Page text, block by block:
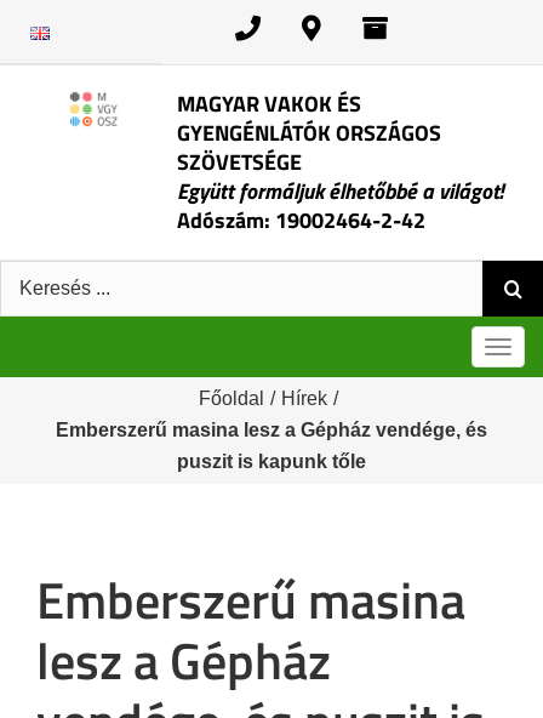
MAGYAR VAKOK ÉS
GYENGÉNLÁTÓK ORSZÁGOS
SZÖVETSÉGE
Együtt formáljuk élhetőbbé a világot!
Adószám: 19002464-2-42
Keresés:
Főoldal / Hírek /
Emberszerű masina lesz a Gépház vendége, és
puszit is kapunk tőle
Emberszerű masina
lesz a Gépház